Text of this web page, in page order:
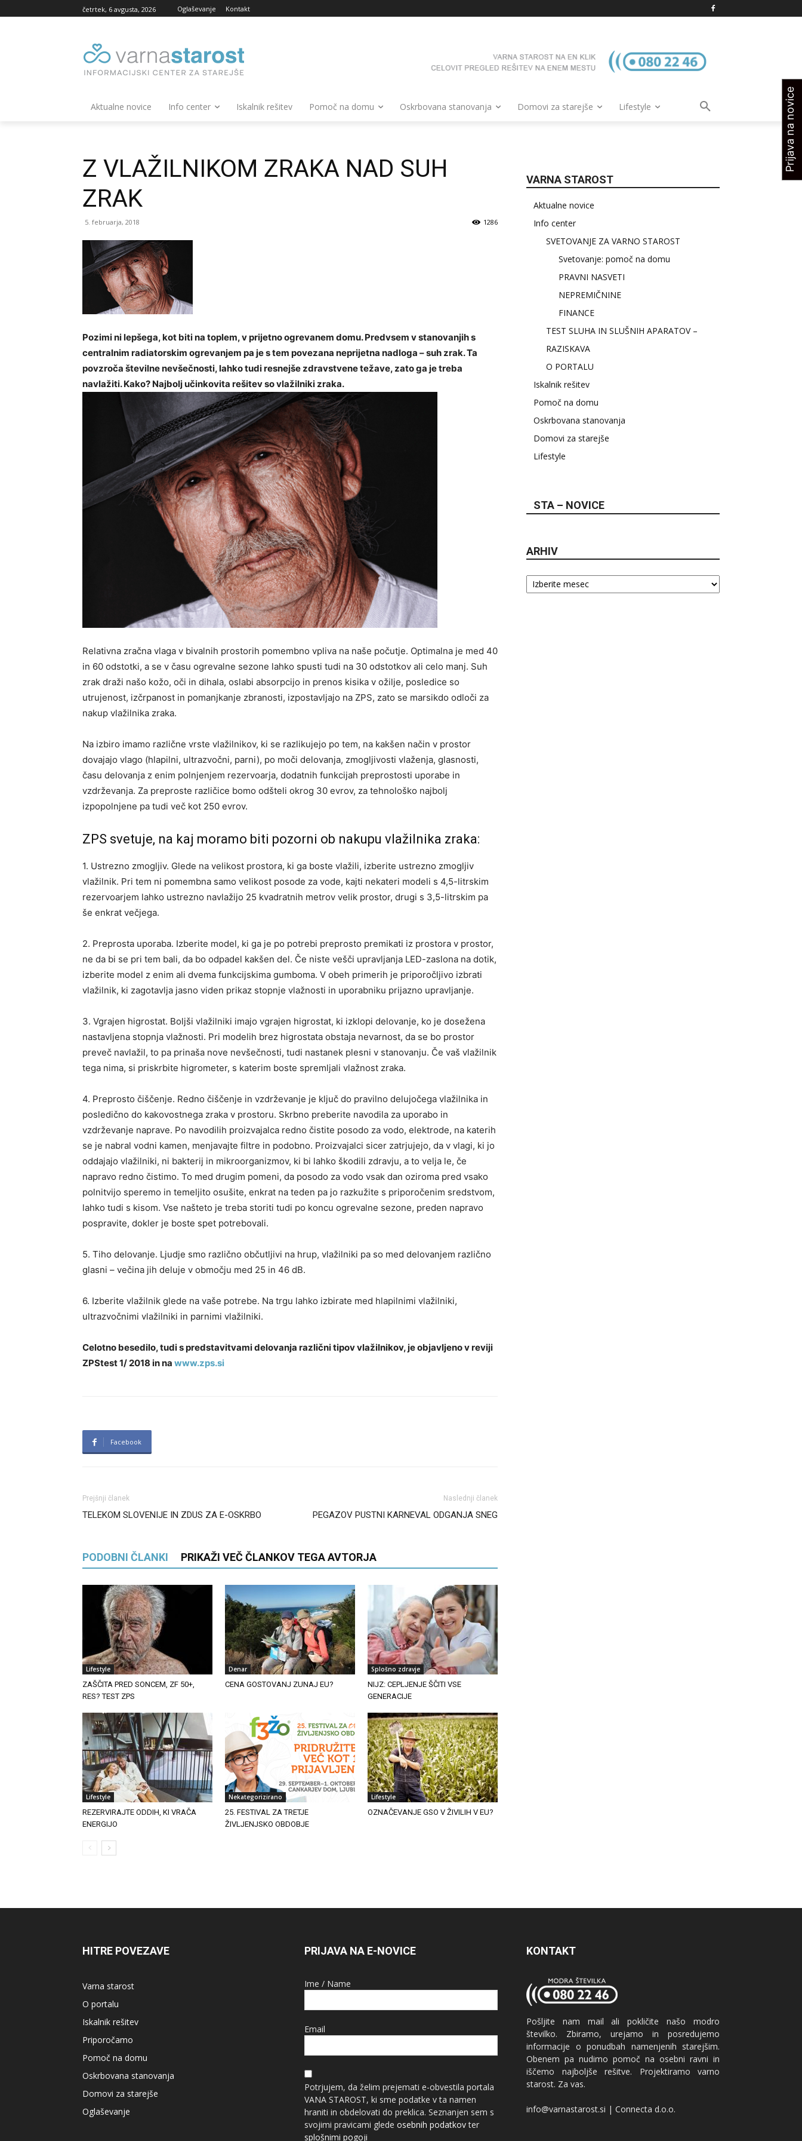
četrtek, 6 avgusta, 2026 Oglaševanje Kontakt
Aktualne novice Info center Iskalnik rešitev Pomoč na domu Oskrbovana stanovanja Domovi za starejše Lifestyle
Z VLAŽILNIKOM ZRAKA NAD SUH
ZRAK
5. februarja, 2018 1286
Pozimi ni lepšega, kot biti na toplem, v prijetno ogrevanem domu. Predvsem v stanovanjih s
centralnim radiatorskim ogrevanjem pa je s tem povezana neprijetna nadloga – suh zrak. Ta
povzroča številne nevšečnosti, lahko tudi resnejše zdravstvene težave, zato ga je treba
navlažiti. Kako? Najbolj učinkovita rešitev so vlažilniki zraka.
Relativna zračna vlaga v bivalnih prostorih pomembno vpliva na naše počutje. Optimalna je med 40
in 60 odstotki, a se v času ogrevalne sezone lahko spusti tudi na 30 odstotkov ali celo manj. Suh
zrak draži našo kožo, oči in dihala, oslabi absorpcijo in prenos kisika v ožilje, posledice so
utrujenost, izčrpanost in pomanjkanje zbranosti, izpostavljajo na ZPS, zato se marsikdo odloči za
nakup vlažilnika zraka.
Na izbiro imamo različne vrste vlažilnikov, ki se razlikujejo po tem, na kakšen način v prostor
dovajajo vlago (hlapilni, ultrazvočni, parni), po moči delovanja, zmogljivosti vlaženja, glasnosti,
času delovanja z enim polnjenjem rezervoarja, dodatnih funkcijah preprostosti uporabe in
vzdrževanja. Za preproste različice bomo odšteli okrog 30 evrov, za tehnološko najbolj
izpopolnjene pa tudi več kot 250 evrov.
ZPS svetuje, na kaj moramo biti pozorni ob nakupu vlažilnika zraka:
1. Ustrezno zmogljiv. Glede na velikost prostora, ki ga boste vlažili, izberite ustrezno zmogljiv
vlažilnik. Pri tem ni pomembna samo velikost posode za vode, kajti nekateri modeli s 4,5-litrskim
rezervoarjem lahko ustrezno navlažijo 25 kvadratnih metrov velik prostor, drugi s 3,5-litrskim pa
še enkrat večjega.
2. Preprosta uporaba. Izberite model, ki ga je po potrebi preprosto premikati iz prostora v prostor,
ne da bi se pri tem bali, da bo odpadel kakšen del. Če niste vešči upravljanja LED-zaslona na dotik,
izberite model z enim ali dvema funkcijskima gumboma. V obeh primerih je priporočljivo izbrati
vlažilnik, ki zagotavlja jasno viden prikaz stopnje vlažnosti in uporabniku prijazno upravljanje.
3. Vgrajen higrostat. Boljši vlažilniki imajo vgrajen higrostat, ki izklopi delovanje, ko je dosežena
nastavljena stopnja vlažnosti. Pri modelih brez higrostata obstaja nevarnost, da se bo prostor
preveč navlažil, to pa prinaša nove nevšečnosti, tudi nastanek plesni v stanovanju. Če vaš vlažilnik
tega nima, si priskrbite higrometer, s katerim boste spremljali vlažnost zraka.
4. Preprosto čiščenje. Redno čiščenje in vzdrževanje je ključ do pravilno delujočega vlažilnika in
posledično do kakovostnega zraka v prostoru. Skrbno preberite navodila za uporabo in
vzdrževanje naprave. Po navodilih proizvajalca redno čistite posodo za vodo, elektrode, na katerih
se je nabral vodni kamen, menjavajte filtre in podobno. Proizvajalci sicer zatrjujejo, da v vlagi, ki jo
oddajajo vlažilniki, ni bakterij in mikroorganizmov, ki bi lahko škodili zdravju, a to velja le, če
napravo redno čistimo. To med drugim pomeni, da posodo za vodo vsak dan oziroma pred vsako
polnitvijo speremo in temeljito osušite, enkrat na teden pa jo razkužite s priporočenim sredstvom,
lahko tudi s kisom. Vse našteto je treba storiti tudi po koncu ogrevalne sezone, preden napravo
pospravite, dokler je boste spet potrebovali.
5. Tiho delovanje. Ljudje smo različno občutljivi na hrup, vlažilniki pa so med delovanjem različno
glasni – večina jih deluje v območju med 25 in 46 dB.
6. Izberite vlažilnik glede na vaše potrebe. Na trgu lahko izbirate med hlapilnimi vlažilniki,
ultrazvočnimi vlažilniki in parnimi vlažilniki.
Celotno besedilo, tudi s predstavitvami delovanja različni tipov vlažilnikov, je objavljeno v reviji
ZPStest 1/ 2018 in na www.zps.si
Facebook
Prejšnji članek
TELEKOM SLOVENIJE IN ZDUS ZA E-OSKRBO
Naslednji članek
PEGAZOV PUSTNI KARNEVAL ODGANJA SNEG
PODOBNI ČLANKI PRIKAŽI VEČ ČLANKOV TEGA AVTORJA
Lifestyle
ZAŠČITA PRED SONCEM, ZF 50+,
RES? TEST ZPS
Denar
CENA GOSTOVANJ ZUNAJ EU?
Splošno zdravje
NIJZ: CEPLJENJE ŠČITI VSE
GENERACIJE
Lifestyle
REZERVIRAJTE ODDIH, KI VRAČA
ENERGIJO
Nekategorizirano
25. FESTIVAL ZA TRETJE
ŽIVLJENJSKO OBDOBJE
Lifestyle
OZNAČEVANJE GSO V ŽIVILIH V EU?
VARNA STAROST
Aktualne novice
Info center
SVETOVANJE ZA VARNO STAROST
Svetovanje: pomoč na domu
PRAVNI NASVETI
NEPREMIČNINE
FINANCE
TEST SLUHA IN SLUŠNIH APARATOV –
RAZISKAVA
O PORTALU
Iskalnik rešitev
Pomoč na domu
Oskrbovana stanovanja
Domovi za starejše
Lifestyle
STA – NOVICE
ARHIV
Arhiv
HITRE POVEZAVE
Varna starost
O portalu
Iskalnik rešitev
Priporočamo
Pomoč na domu
Oskrbovana stanovanja
Domovi za starejše
Oglaševanje
PRIJAVA NA E-NOVICE
Ime / Name
Email
Potrjujem, da želim prejemati e-obvestila portala
VANA STAROST, ki sme podatke v ta namen
hraniti in obdelovati do preklica. Seznanjen sem s
svojimi pravicami glede osebnih podatkovter
splošnimi pogoji
KONTAKT
Pošljite nam mail ali pokličite našo modro
številko. Zbiramo, urejamo in posredujemo
informacije o ponudbah namenjenih starejšim.
Obenem pa nudimo pomoč na osebni ravni in
iščemo najboljše rešitve. Projektiramo varno
starost. Za vas.
info@varnastarost.si | Connecta d.o.o.
Prijava na novice